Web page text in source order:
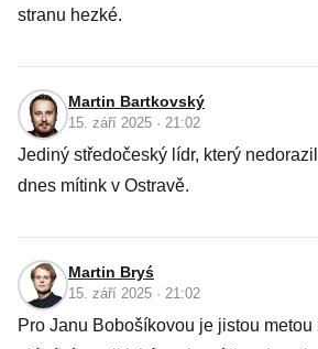
stranu hezké.
Martin Bartkovský
15. září 2025 · 21:02
Jediný středočeský lídr, který
dnes mítink v Ostravě.
Martin Bryś
15. září 2025 · 21:02
Pro Janu Bobošíkovou je jistou metou